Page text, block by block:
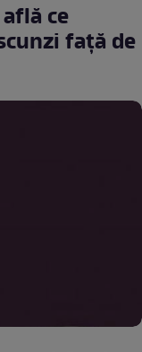
ce
faţă de